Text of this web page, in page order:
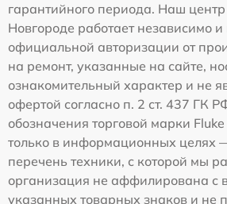
гарантийного периода. Наш
Новгороде работает независимо и
официальной авторизации от
на ремонт, указанные на сайте,
ознакомительный характер и не
офертой согласно п. 2 ст. 437 ГК
обозначения торговой марки
только в информационных целях
перечень техники, с которой мы
организация не аффилирована с
указанных товарных знаков и не